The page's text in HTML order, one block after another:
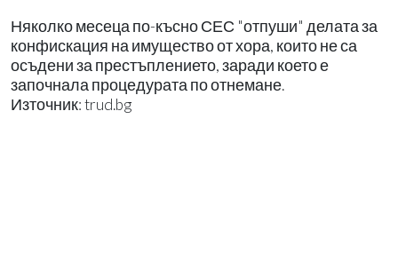
Няколко месеца по-късно СЕС "отпуши" делата за
конфискация на имущество от хора, които не са
осъдени за престъплението, заради което е
започнала процедурата по отнемане.
Източник: trud.bg